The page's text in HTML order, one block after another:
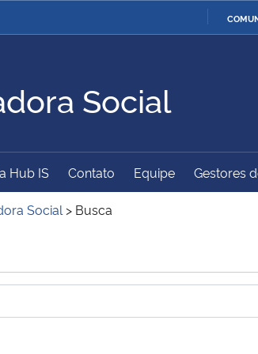
da Justiça e
Ministério da Defesa
da Educação Ministério da Cidadania
do Turismo
Ministério do
Social
Hub IS Contato Equipe Gestores
Social > Busca